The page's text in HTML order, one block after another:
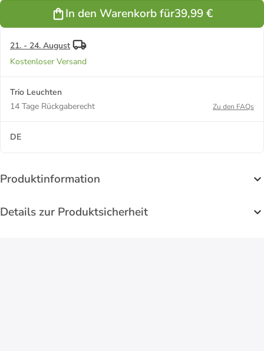
In den Warenkorb für39,99 €
21. - 24. August
Kostenloser Versand
Trio Leuchten
14 Tage Rückgaberecht
Zu den FAQs
DE
Produktinformation
Details zur Produktsicherheit